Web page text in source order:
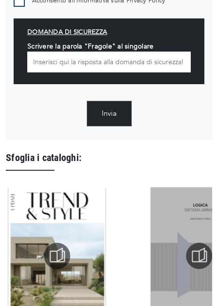
DOMANDA DI SICUREZZA
Scrivere la parola "Fragole" al singolare
Invia
Sfoglia i cataloghi: